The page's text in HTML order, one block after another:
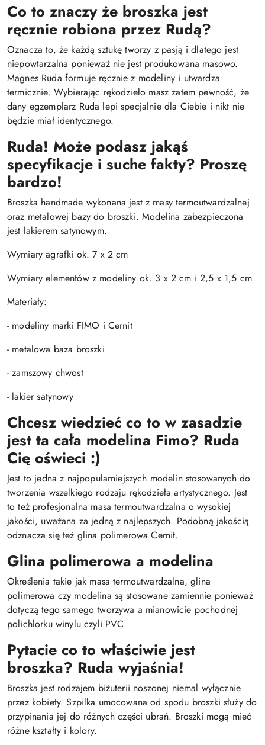
Co to znaczy że broszka jest
ręcznie robiona przez Rudą?
Oznacza to, że każdą sztukę tworzy z pasją i dlatego jest
niepowtarzalna ponieważ nie jest produkowana masowo.
Magnes Ruda formuje ręcznie z modeliny i utwardza
termicznie. Wybierając rękodzieło masz zatem pewność, że
dany egzemplarz Ruda lepi specjalnie dla Ciebie i nikt nie
będzie miał identycznego.
Ruda! Może podasz jakąś
specyfikacje i suche fakty? Proszę
bardzo!
Broszka handmade wykonana jest z masy termoutwardzalnej
oraz metalowej bazy do broszki. Modelina zabezpieczona
jest lakierem satynowym.
Wymiary agrafki ok. 7 x 2 cm
Wymiary elementów z modeliny ok. 3 x 2 cm i 2,5 x 1,5 cm
Materiały:
- modeliny marki FIMO i Cernit
- metalowa baza broszki
- zamszowy chwost
- lakier satynowy
Chcesz wiedzieć co to w zasadzie
jest ta cała modelina Fimo? Ruda
Cię oświeci :)
Jest to jedna z najpopularniejszych modelin stosowanych do
tworzenia wszelkiego rodzaju rękodzieła artystycznego. Jest
to też profesjonalna masa termoutwardzalna o wysokiej
jakości, uważana za jedną z najlepszych. Podobną jakością
odznacza się też glina polimerowa Cernit.
Glina polimerowa a modelina
Określenia takie jak masa termoutwardzalna, glina
polimerowa czy modelina są stosowane zamiennie ponieważ
dotyczą tego samego tworzywa a mianowicie pochodnej
polichlorku winylu czyli PVC.
Pytacie co to właściwie jest
broszka? Ruda wyjaśnia!
Broszka jest rodzajem biżuterii noszonej niemal wyłącznie
przez kobiety. Szpilka umocowana od spodu broszki służy do
przypinania jej do różnych części ubrań. Broszki mogą mieć
różne kształty i kolory.